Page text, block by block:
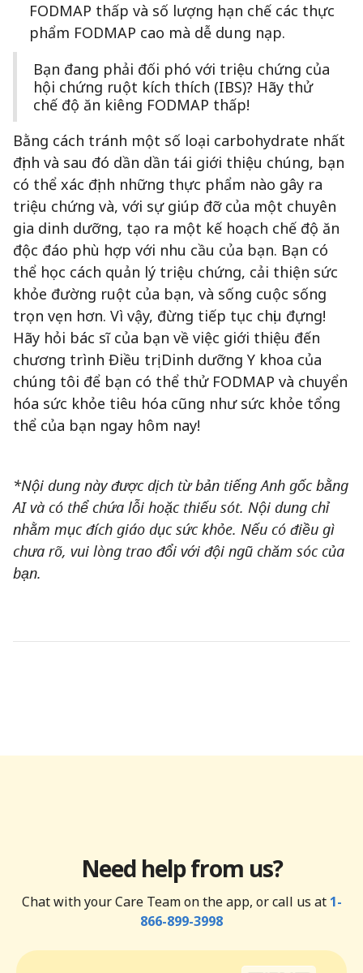
FODMAP thấp và số lượng hạn chế các thực
phẩm FODMAP cao mà dễ dung nạp.
Bạn đang phải đối phó với triệu chứng của
hội chứng ruột kích thích (IBS)? Hãy thử
chế độ ăn kiêng FODMAP thấp!
Bằng cách tránh một số loại carbohydrate nhất
định và sau đó dần dần tái giới thiệu chúng, bạn
có thể xác định những thực phẩm nào gây ra
triệu chứng và, với sự giúp đỡ của một chuyên
gia dinh dưỡng, tạo ra một kế hoạch chế độ ăn
độc đáo phù hợp với nhu cầu của bạn. Bạn có
thể học cách quản lý triệu chứng, cải thiện sức
khỏe đường ruột của bạn, và sống cuộc sống
trọn vẹn hơn. Vì vậy, đừng tiếp tục chịu đựng!
Hãy hỏi bác sĩ của bạn về việc giới thiệu đến
chương trình Điều trị Dinh dưỡng Y khoa của
chúng tôi để bạn có thể thử FODMAP và chuyển
hóa sức khỏe tiêu hóa cũng như sức khỏe tổng
thể của bạn ngay hôm nay!
*Nội dung này được dịch từ bản tiếng Anh gốc bằng
AI và có thể chứa lỗi hoặc thiếu sót. Nội dung chỉ
nhằm mục đích giáo dục sức khỏe. Nếu có điều gì
chưa rõ, vui lòng trao đổi với đội ngũ chăm sóc của
bạn.
Need help from us?
Chat with your Care Team on the app, or call us at 1-
866-899-3998